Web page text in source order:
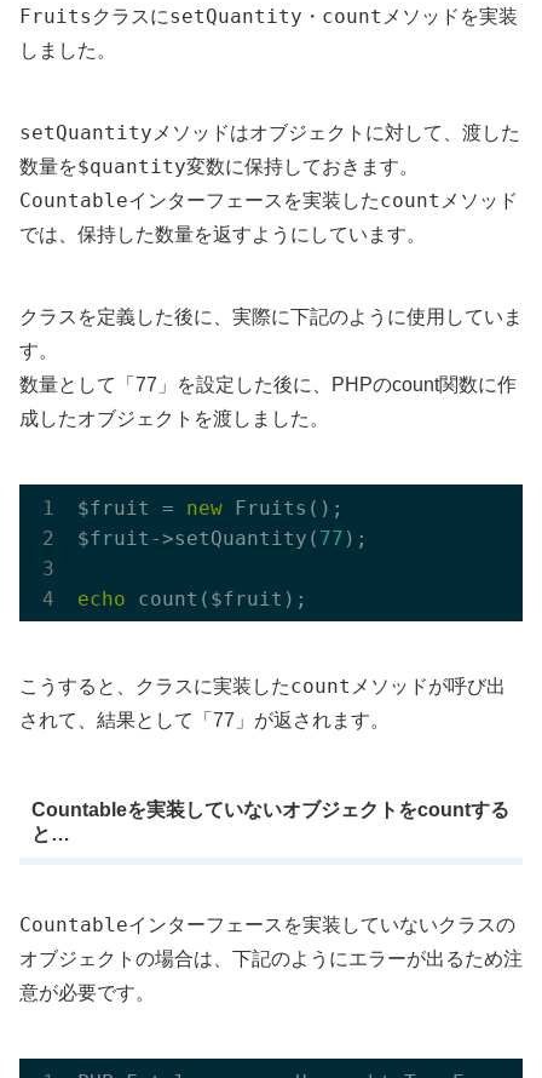
Fruits クラスにsetQuantity ・ count メソッドを実装
しました。
setQuantity メソッドはオブジェクトに対して、渡した
数量を$quantity変数に保持しておきます。
Countableインターフェースを実装したcount メソッド
では、保持した数量を返すようにしています。
クラスを定義した後に、実際に下記のように使用していま
す。
数量として「77」を設定した後に、PHPのcount関数に作
成したオブジェクトを渡しました。
$fruit = new Fruits();
$fruit->setQuantity( 77 );
echo
こうすると、クラスに実装したcount メソッドが呼び出
されて、結果として「77」が返されます。
Countableを実装していないオブジェクトをcountする
と…
Countableインターフェースを実装していないクラスの
オブジェクトの場合は、下記のようにエラーが出るため注
意が必要です。